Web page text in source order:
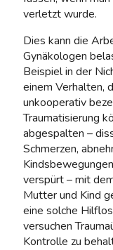
verletzt wurde.
Dies kann die
Gynäkologen
Beispiel in der
einem Verhalten,
unkooperativ
Traumatisierung
abgespalten –
Schmerzen,
verspürt – mit
Mutter und Kind
eine solche
versuchen
Kontrolle zu